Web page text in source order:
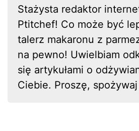
Stażysta redaktor
Ptitchef! Co może być
talerz makaronu z
na pewno! Uwielbiam
się artykułami o
Ciebie. Proszę,